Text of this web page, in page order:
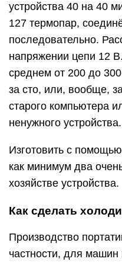
устройства 40 на 40
127 термопар,
последовательно.
напряжении цепи 12
среднем от 200 до
за сто, или, вообще,
старого компьютера
ненужного устройства.
Изготовить с
как минимум два
хозяйстве устройства.
Как сделать
Производство
частности, для